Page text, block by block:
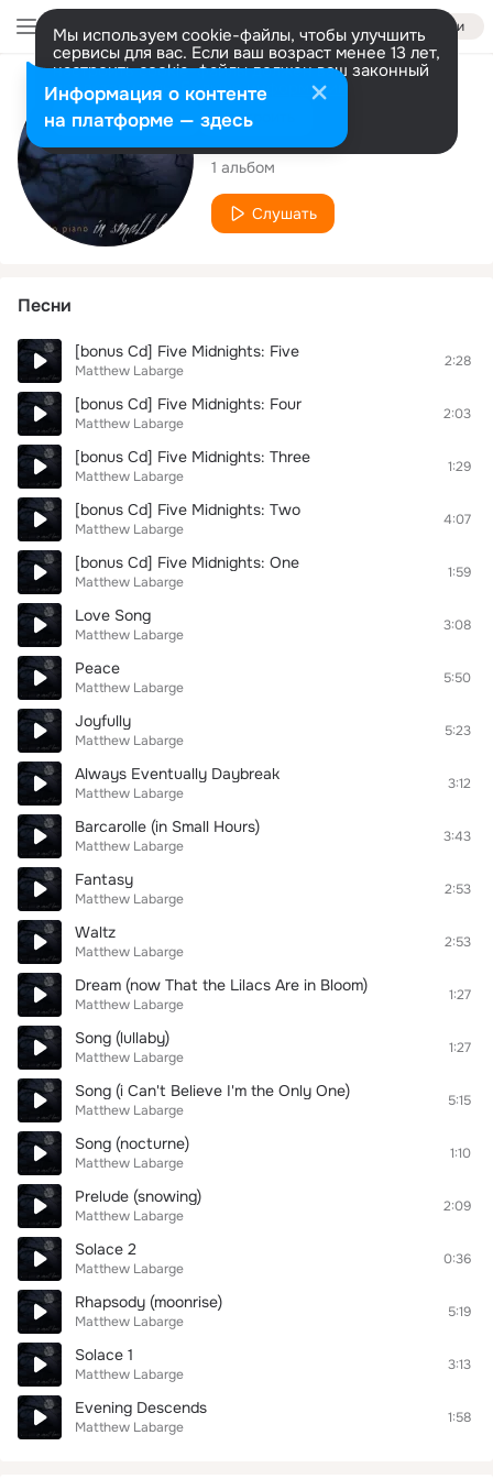
Войти
Мы используем cookie-файлы, чтобы улучшить
сервисы для вас. Если ваш возраст менее 13 лет,
настроить cookie-файлы должен ваш законный
представитель. Больше информации
Разрешить все Настроить
Исполнитель
Matthew Labarge
1 альбом
Слушать
Песни
[bonus Cd] Five Midnights: Five
Matthew Labarge
2:28
[bonus Cd] Five Midnights: Four
Matthew Labarge
2:03
[bonus Cd] Five Midnights: Three
Matthew Labarge
1:29
[bonus Cd] Five Midnights: Two
Matthew Labarge
4:07
[bonus Cd] Five Midnights: One
Matthew Labarge
1:59
Love Song
Matthew Labarge
3:08
Peace
Matthew Labarge
5:50
Joyfully
Matthew Labarge
5:23
Always Eventually Daybreak
Matthew Labarge
3:12
Barcarolle (in Small Hours)
Matthew Labarge
3:43
Fantasy
Matthew Labarge
2:53
Waltz
Matthew Labarge
2:53
Dream (now That the Lilacs Are in Bloom)
Matthew Labarge
1:27
Song (lullaby)
Matthew Labarge
1:27
Song (i Can't Believe I'm the Only One)
Matthew Labarge
5:15
Song (nocturne)
Matthew Labarge
1:10
Prelude (snowing)
Matthew Labarge
2:09
Solace 2
Matthew Labarge
0:36
Rhapsody (moonrise)
Matthew Labarge
5:19
Solace 1
Matthew Labarge
3:13
Evening Descends
Matthew Labarge
1:58
Информация о контенте
на платформе — здесь